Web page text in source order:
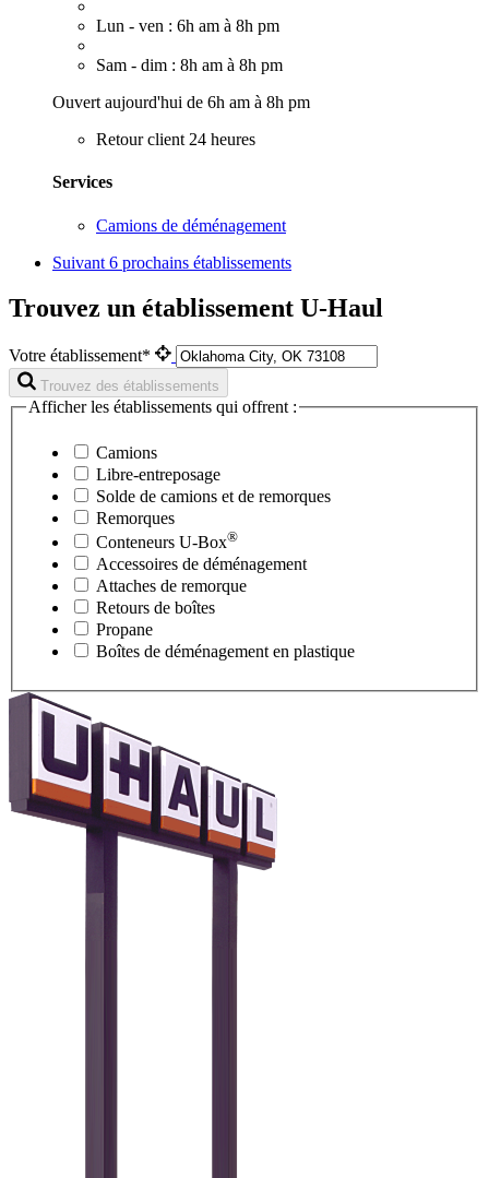
Lun - ven : 6h am à 8h pm
Sam - dim : 8h am à 8h pm
Ouvert aujourd'hui de 6h am à 8h pm
Retour client 24 heures
Services
Camions de déménagement
Suivant 6 prochains établissements
Trouvez un établissement U-Haul
Votre établissement*
Trouvez des établissements
Afficher les établissements qui offrent :
Camions
Libre-entreposage
Solde de camions et de remorques
Remorques
Conteneurs U-Box®
Accessoires de déménagement
Attaches de remorque
Retours de boîtes
Propane
Boîtes de déménagement en plastique